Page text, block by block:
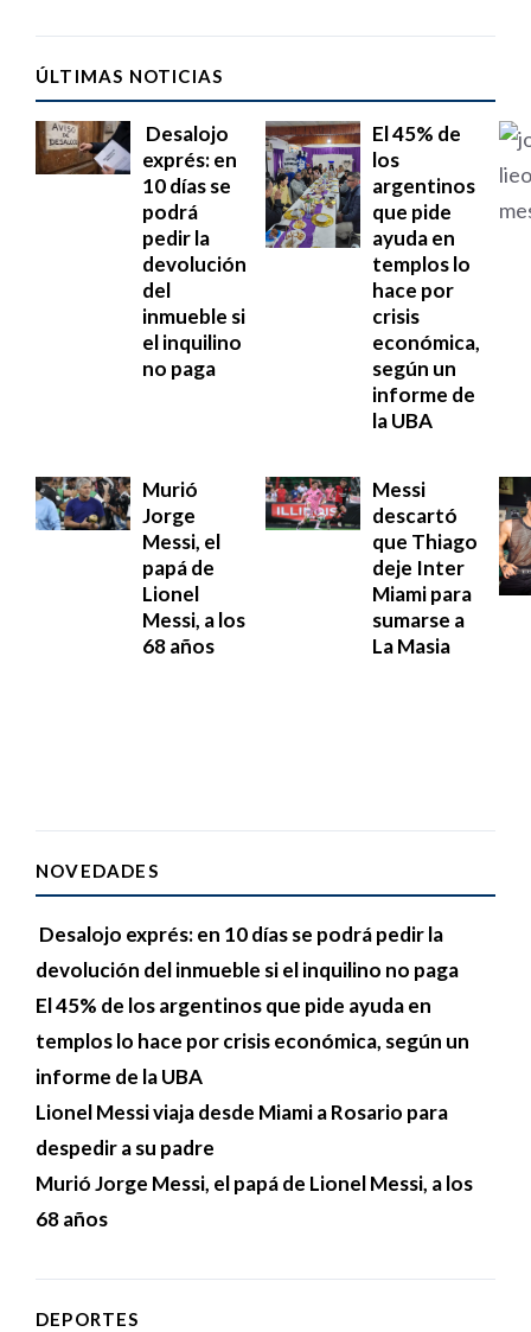
ÚLTIMAS NOTICIAS
Desalojo
exprés: en
10 días se
podrá
pedir la
devolución
del
inmueble si
el inquilino
no paga
El 45% de
los
argentinos
que pide
ayuda en
templos lo
hace por
crisis
económica,
según un
informe de
la UBA
Murió
Jorge
Messi, el
papá de
Lionel
Messi, a los
68 años
Messi
descartó
que Thiago
deje Inter
Miami para
sumarse a
La Masia
NOVEDADES
Desalojo exprés: en 10 días se podrá pedir la
devolución del inmueble si el inquilino no paga
El 45% de los argentinos que pide ayuda en
templos lo hace por crisis económica, según un
informe de la UBA
Lionel Messi viaja desde Miami a Rosario para
despedir a su padre
Murió Jorge Messi, el papá de Lionel Messi, a los
68 años
DEPORTES